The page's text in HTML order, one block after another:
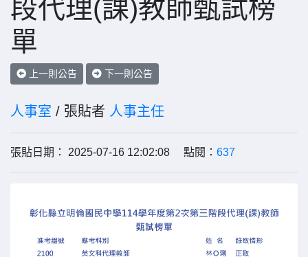
段代理(課)教師甄試榜
單
上一則公告 下一則公告
人事室 / 張貼者 人事主任
張貼日期： 2025-07-16 12:02:08 點閱： 637